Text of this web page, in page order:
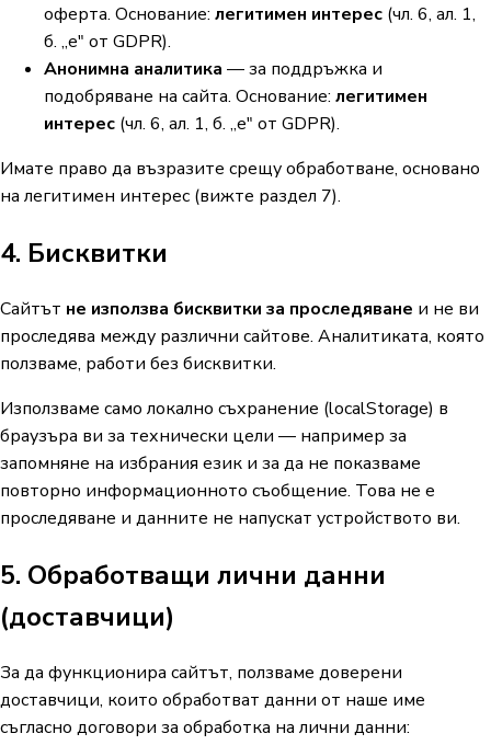
оферта. Основание: легитимен интерес (чл. 6, ал. 1,
б. „е" от GDPR).
Анонимна аналитика — за поддръжка и
подобряване на сайта. Основание: легитимен
интерес (чл. 6, ал. 1, б. „е" от GDPR).
Имате право да възразите срещу обработване, основано
на легитимен интерес (вижте раздел 7).
4. Бисквитки
Сайтът не използва бисквитки за проследяване и не ви
проследява между различни сайтове. Аналитиката, която
ползваме, работи без бисквитки.
Използваме само локално съхранение (localStorage) в
браузъра ви за технически цели — например за
запомняне на избрания език и за да не показваме
повторно информационното съобщение. Това не е
проследяване и данните не напускат устройството ви.
5. Обработващи лични данни
(доставчици)
За да функционира сайтът, ползваме доверени
доставчици, които обработват данни от наше име
съгласно договори за обработка на лични данни: